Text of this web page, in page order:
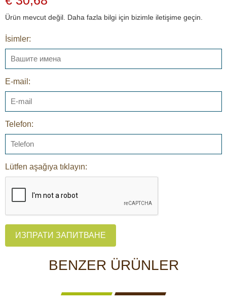
Ürün mevcut değil. Daha fazla bilgi için bizimle iletişime geçin.
İsimler:
E-mail:
Telefon:
Lütfen aşağıya tıklayın:
ИЗПРАТИ ЗАПИТВАНЕ
BENZER ÜRÜNLER